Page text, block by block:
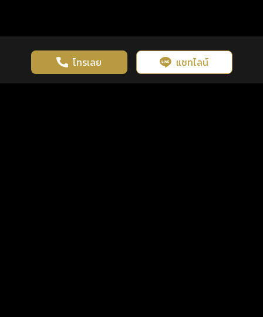
โทรเลย แชทไลน์
เว็บไซต์นี้มีการใช้งานคุกกี้ เพื่อเพิ่มประสิทธิภาพและประสบการณ์ที่ดี
ในการใช้งานเว็บไซต์ นโยบายความเป็นส่วนตัว
รู้ก่อน พร้อมกว่า ทุกจังหวะชีวิต คลิกดูดวงฟรี